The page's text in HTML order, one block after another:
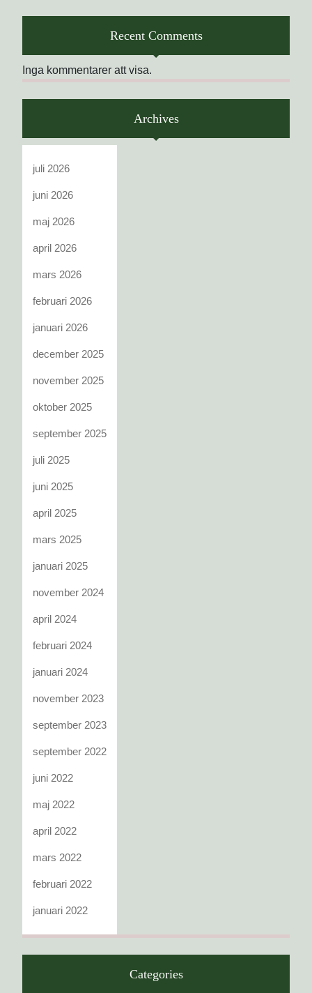
Recent Comments
Inga kommentarer att visa.
Archives
juli 2026
juni 2026
maj 2026
april 2026
mars 2026
februari 2026
januari 2026
december 2025
november 2025
oktober 2025
september 2025
juli 2025
juni 2025
april 2025
mars 2025
januari 2025
november 2024
april 2024
februari 2024
januari 2024
november 2023
september 2023
september 2022
juni 2022
maj 2022
april 2022
mars 2022
februari 2022
januari 2022
Categories